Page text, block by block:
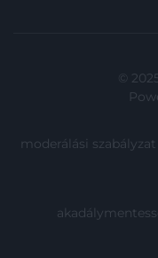
©
moderálási szabályzat